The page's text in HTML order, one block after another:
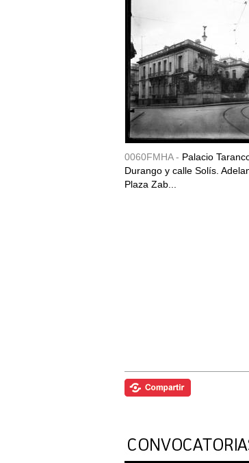
0060FMHA - Palacio
Durango y calle Solís.
Plaza Zab...